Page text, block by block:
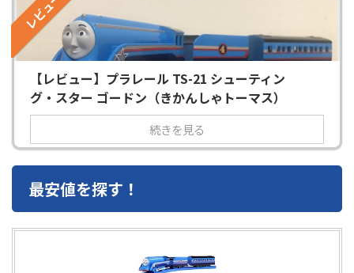
レビュー
【レビュー】プラレール TS-21 シューティン
グ・スター ゴードン（きかんしゃトーマス）
続きを見る
最安値を探す！